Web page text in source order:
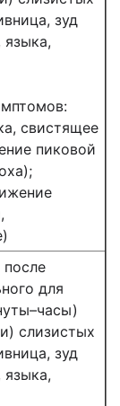
зуд
языка,
свистящее
пиковой
для
слизистых
зуд
языка,